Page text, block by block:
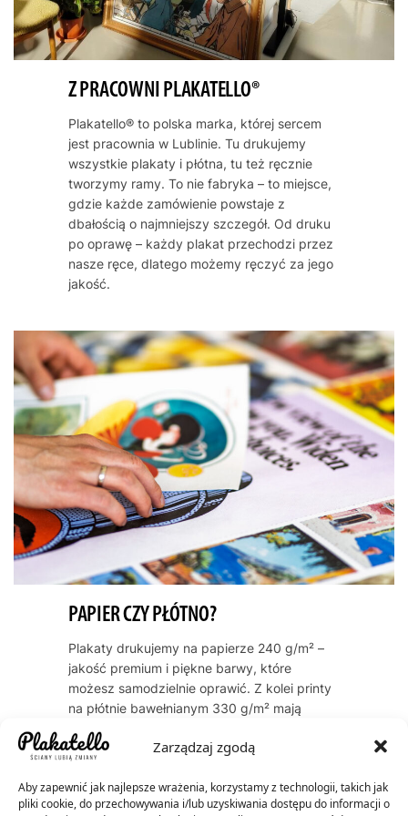
Zarządzaj zgodą
Aby zapewnić jak najlepsze wrażenia, korzystamy z technologii, takich jak
pliki cookie, do przechowywania i/lub uzyskiwania dostępu do informacji o
zapachu ziół i smaku wina – do słonecznej Italii, gdzie czas
płynie wolniej, a życie nabiera właściwego smaku.
Z PRACOWNI PLAKATELLO®
Plakatello® to polska marka, której sercem
jest pracownia w Lublinie. Tu drukujemy
wszystkie plakaty i płótna, tu też ręcznie
tworzymy ramy. To nie fabryka – to miejsce,
gdzie każde zamówienie powstaje z
dbałością o najmniejszy szczegół. Od druku
po oprawę – każdy plakat przechodzi przez
nasze ręce, dlatego możemy ręczyć za jego
jakość.
PAPIER CZY PŁÓTNO?
Plakaty drukujemy na papierze 240 g/m² –
jakość premium i piękne barwy, które
możesz samodzielnie oprawić. Z kolei printy
na płótnie bawełnianym 330 g/m² mają
naturalną, artystyczną teksturę i zawsze
dostarczamy je oprawione w ramę. Oba
przez dekady – do 60 lat dla plakatów, do
200 lat dla płócien.